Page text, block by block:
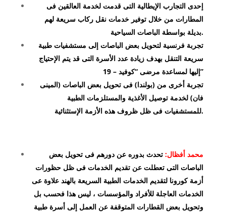
إحدى التجارب الإيطالية التى قدمت لخدمة العالقين فى
المطارات من خلال توفير خدمات نقل ركاب سريعة لهم
بديلة بواسطة الباصات السياحية.
تجربة فرنسية لتحويل بعض الباصات إلى مستشفيات طبية
سريعة التنقل بهدف زيادة عدد الأسرة التى قد يتم الإحتياج
إليها لمساعدة مرضى “كوفيد – 19”
تجربة أخرى من (بولندا) فى تحويل بعض الباصات (المينى
فان) لخدمة توصيل الأغذية والمستلزمات الطبية
للمستشفيات فى ظل ظروف هذه الأزمة الإستثنائية.
محمد أفظال:تحدث بدوره عن دورهم فى تحويل بعض
الباصات التى تعطلت عن تقديم الخدمات فى ظل حظورات
أزمة كورونا لتقديم الخدمات الطبية السريعة بالهند علاوة عى
الخدمات العاجلة للأفراد والمؤسسات ، ليس هذا فحسب بل
وتحويل بعض القطارات المتوقفة عن العمل إلى أسرة طبية